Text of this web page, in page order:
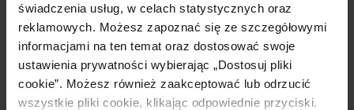
świadczenia usług, w celach statystycznych oraz
reklamowych. Możesz zapoznać się ze szczegółowymi
informacjami na ten temat oraz dostosować swoje
ustawienia prywatności wybierając „Dostosuj pliki
cookie”. Możesz również zaakceptować lub odrzucić
wszystkie pliki cookie, klikając odpowiednie przyciski.
Opinie